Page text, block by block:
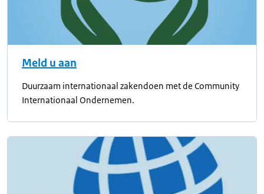
Meld u aan
Duurzaam internationaal zakendoen met de Community
Internationaal Ondernemen.